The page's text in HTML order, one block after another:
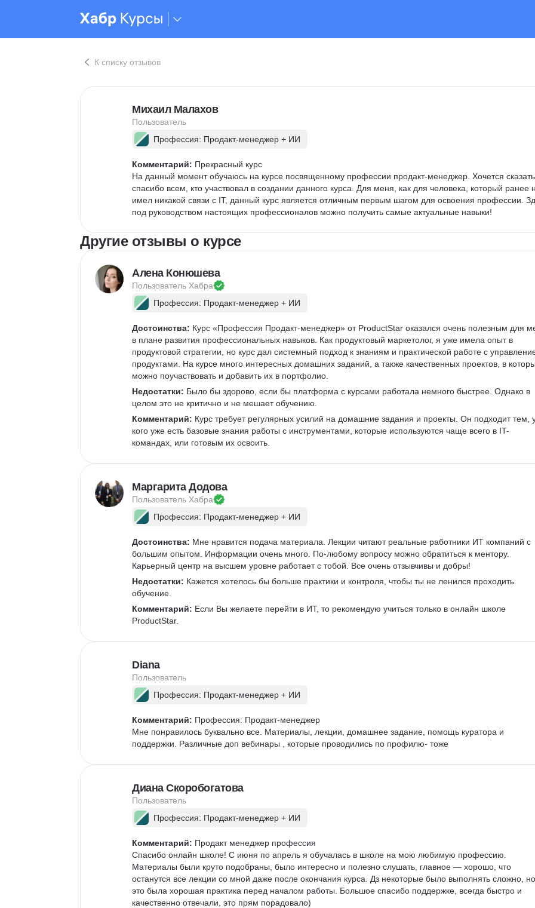
К списку отзывов
Михаил Малахов
Пользователь
Профессия: Продакт-менеджер + ИИ
Комментарий: Прекрасный курс
На данный момент обучаюсь на курсе посвященному профессии продакт-менеджер. Хочется сказать
спасибо всем, кто участвовал в создании данного курса. Для меня, как для человека, который ранее
имел никакой связи с IT, данный курс является отличным первым шагом для освоения профессии.
под руководством настоящих профессионалов можно получить самые актуальные навыки!
Другие отзывы о курсе
Алена Конюшева
Пользователь Хабра
Профессия: Продакт-менеджер + ИИ
Достоинства: Курс «Профессия Продакт-менеджер» от ProductStar оказался очень полезным для
в плане развития профессиональных навыков. Как продуктовый маркетолог, я уже имела опыт в
продуктовой стратегии, но курс дал системный подход к знаниям и практической работе с
продуктами. На курсе много интересных домашних заданий, а также качественных проектов, в
можно поучаствовать и добавить их в портфолио.
Недостатки: Было бы здорово, если бы платформа с курсами работала немного быстрее. Однако в
целом это не критично и не мешает обучению.
Комментарий: Курс требует регулярных усилий на домашние задания и проекты. Он подходит тем,
кого уже есть базовые знания работы с инструментами, которые используются чаще всего в IT-
командах, или готовым их освоить.
Маргарита Додова
Пользователь Хабра
Профессия: Продакт-менеджер + ИИ
Достоинства: Мне нравится подача материала. Лекции читают реальные работники ИТ компаний с
большим опытом. Информации очень много. По-любому вопросу можно обратиться к ментору.
Карьерный центр на высшем уровне работает с тобой. Все очень отзывчивы и добры!
Недостатки: Кажется хотелось бы больше практики и контроля, чтобы ты не ленился проходить
обучение.
Комментарий: Если Вы желаете перейти в ИТ, то рекомендую учиться только в онлайн школе
ProductStar.
Diana
Пользователь
Профессия: Продакт-менеджер + ИИ
Комментарий: Профессия: Продакт-менеджер
Мне понравилось буквально все. Материалы, лекции, домашнее задание, помощь куратора и
поддержки. Различные доп вебинары , которые проводились по профилю- тоже
Диана Скоробогатова
Пользователь
Профессия: Продакт-менеджер + ИИ
Комментарий: Продакт менеджер профессия
Спасибо онлайн школе! С июня по апрель я обучалась в школе на мою любимую профессию.
Материалы были круто подобраны, было интересно и полезно слушать, главное — хорошо, что
останутся все лекции со мной даже после окончания курса. Дз некоторые было выполнять сложно, но
это была хорошая практика перед началом работы. Большое спасибо поддержке, всегда быстро и
качественно отвечали, это прям порадовало)